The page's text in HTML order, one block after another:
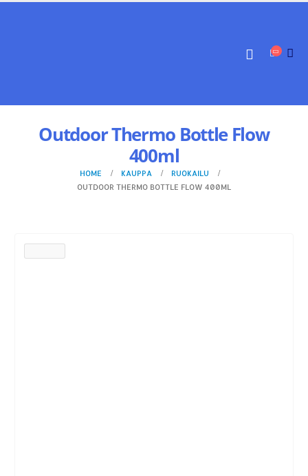
Outdoor Thermo Bottle Flow
400ml
HOME KAUPPA
RUOKAILU
OUTDOOR THERMO BOTTLE FLOW 400ML